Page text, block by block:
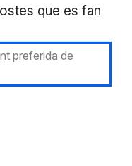
que es fan
preferida de